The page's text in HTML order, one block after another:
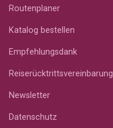
Routenplaner
Katalog bestellen
Empfehlungsdank
Reiserücktrittsvereinbarung
Newsletter
Datenschutz